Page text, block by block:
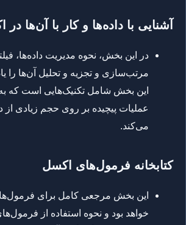
آشنایی با داده‌ها و کار با آن‌ها
در این بخش، نحوه مدیریت داده‌ها،
مرتب‌سازی و تجزیه و تحلیل آن‌ها را
این بخش شامل تکنیک‌هایی است که
عملیات پیچیده بر روی حجم زیادی از
می‌کند.
کتابخانه فرمول‌های اکسل
این بخش مرجعی کامل برای
خواهد بود و نحوه استفاده از